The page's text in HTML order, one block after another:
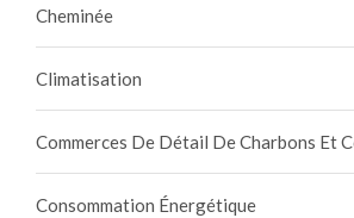
Cheminée
Climatisation
Commerces De Détail De Charbons Et
Consommation Énergétique